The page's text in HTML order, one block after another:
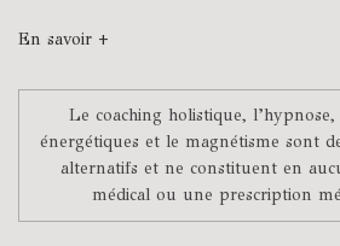
En savoir +
Le coaching holistique,
énergétiques et le magnétisme sont
alternatifs et ne constituent en
médical ou une prescription